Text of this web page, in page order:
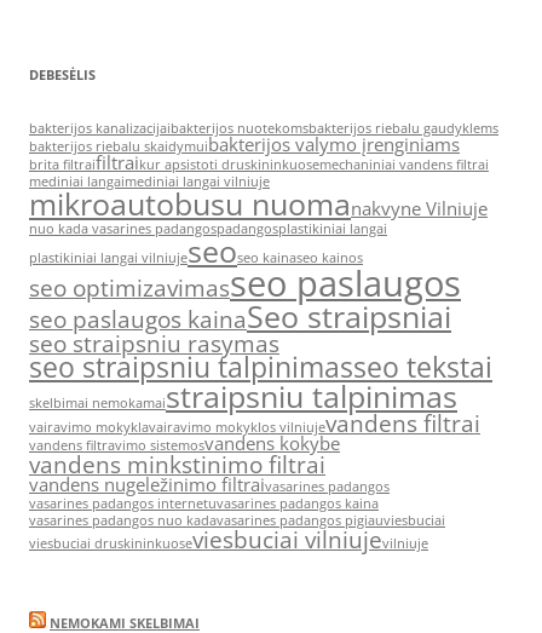
DEBESĖLIS
bakterijos kanalizacijaibakterijos nuotekomsbakterijos riebalu gaudyklems
bakterijos riebalu skaidymuibakterijos valymo įrenginiams
brita filtraifiltraikur apsistoti druskininkuosemechaniniai vandens filtrai
mediniai langaimediniai langai vilniuje
mikroautobusu nuomanakvyne Vilniuje
nuo kada vasarines padangospadangosplastikiniai langai
plastikiniai langai vilniujeseoseo kainaseo kainos
seo optimizavimasseo paslaugos
seo paslaugos kainaSeo straipsniai
seo straipsniu rasymas
seo straipsniu talpinimasseo tekstai
skelbimai nemokamaistraipsniu talpinimas
vairavimo mokyklavairavimo mokyklos vilniujevandens filtrai
vandens filtravimo sistemosvandens kokybe
vandens minkstinimo filtrai
vandens nugeležinimo filtraivasarines padangos
vasarines padangos internetuvasarines padangos kaina
vasarines padangos nuo kadavasarines padangos pigiauviesbuciai
viesbuciai druskininkuoseviesbuciai vilniujevilniuje
NEMOKAMI SKELBIMAI